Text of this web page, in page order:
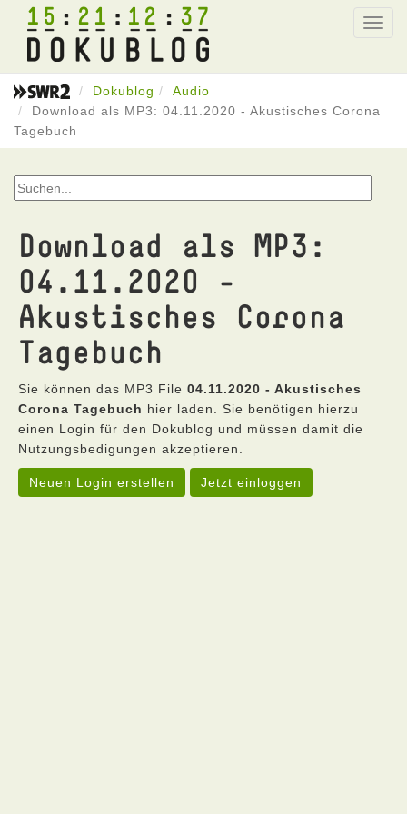
15 21 12 37
Dokublog
Audio
Download als MP3: 04.11.2020 - Akustisches Corona
Tagebuch
Download als MP3:
04.11.2020 -
Akustisches Corona
Tagebuch
Sie können das MP3 File 04.11.2020 - Akustisches
Corona Tagebuch hier laden. Sie benötigen hierzu
einen Login für den Dokublog und müssen damit die
Nutzungsbedigungen akzeptieren.
Neuen Login erstellen Jetzt einloggen